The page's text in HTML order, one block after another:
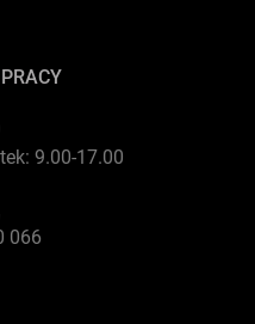
9.00-17.00
066